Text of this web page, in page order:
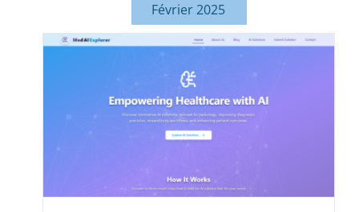
Février 2025